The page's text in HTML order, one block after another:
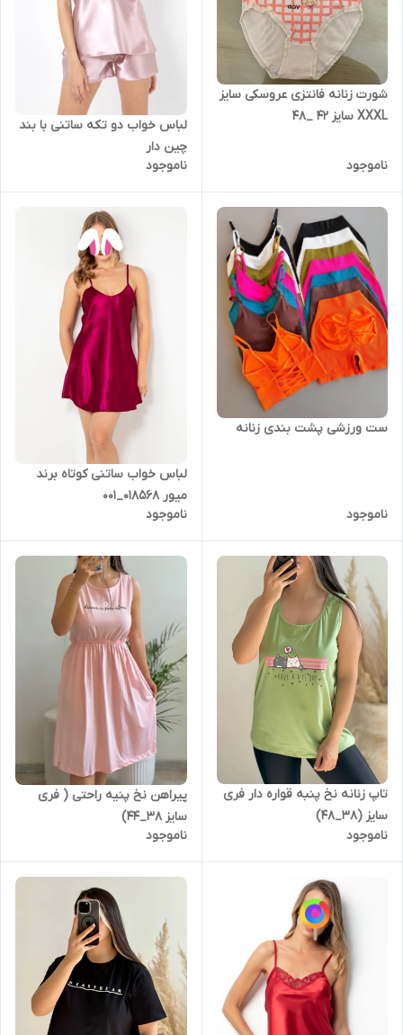
شورت زنانه فانتزی عروسکی سایز
XXXL سایز 42 _48
ناموجود
لباس خواب دو تکه ساتنی با بند
چین دار
ناموجود
ست ورزشی پشت بندی زنانه
ناموجود
لباس خواب ساتنی کوتاه برند
میور 018568_001
ناموجود
تاپ زنانه نخ پنبه قواره دار فری
سایز (38_48)
ناموجود
پیراهن نخ پنیه راحتی ( فری
سایز 38_44)
ناموجود